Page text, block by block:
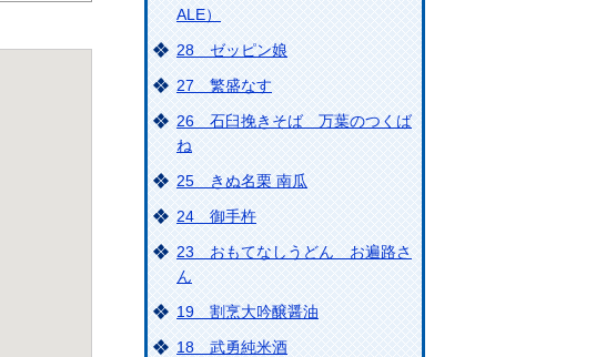
ALE）
28 ゼッピン娘
27 繁盛なす
26 石臼挽きそば 万葉のつくば
ね
25 きぬ名栗 南瓜
24 御手杵
23 おもてなしうどん お遍路さ
ん
19 割烹大吟醸醤油
18 武勇純米酒